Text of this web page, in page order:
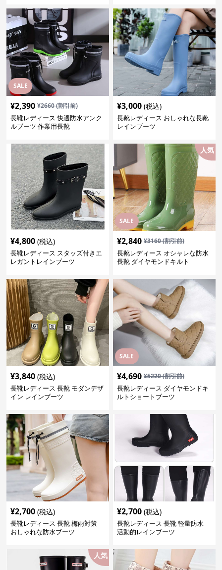
SALE
¥2,390 ¥2660(割引前)
長靴レディース 快適防水アンク
ルブーツ 作業用長靴
¥3,000 (税込)
長靴レディース おしゃれな長靴
レインブーツ
¥4,800 (税込)
長靴レディース スタッズ付きエ
レガントレインブーツ
SALE
人気
¥2,840 ¥3160(割引前)
長靴レディース オシャレな防水
長靴 ダイヤモンドキルト
¥3,840 (税込)
長靴レディース 長靴 モダンデザ
イン レインブーツ
SALE
¥4,690 ¥5220(割引前)
長靴レディース ダイヤモンドキ
ルトショートブーツ
¥2,700 (税込)
長靴レディース 長靴 梅雨対策
おしゃれな防水ブーツ
¥2,700 (税込)
長靴レディース 長靴 軽量防水
活動的レインブーツ
人気